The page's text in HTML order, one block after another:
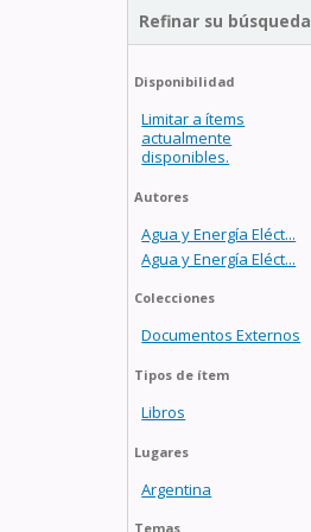
Refinar su búsqueda
Disponibilidad
Limitar a ítems
actualmente
disponibles.
Autores
Agua y Energía Eléct...
Agua y Energía Eléct...
Colecciones
Documentos Externos
Tipos de ítem
Libros
Lugares
Argentina
Temas